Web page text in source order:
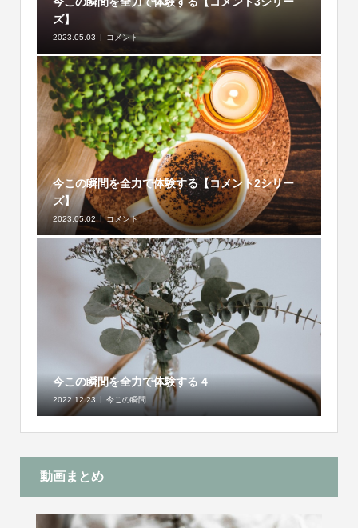
ズ】
2023.05.03 コメント
今この瞬間を全力で体験する【コメント2シリー
ズ】
2023.05.02 コメント
今この瞬間を全力で体験する 4
2022.12.23 今この瞬間
動画まとめ